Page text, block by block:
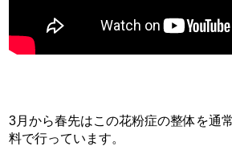
3月から春先はこの花粉症の整体を通
料で行っています。